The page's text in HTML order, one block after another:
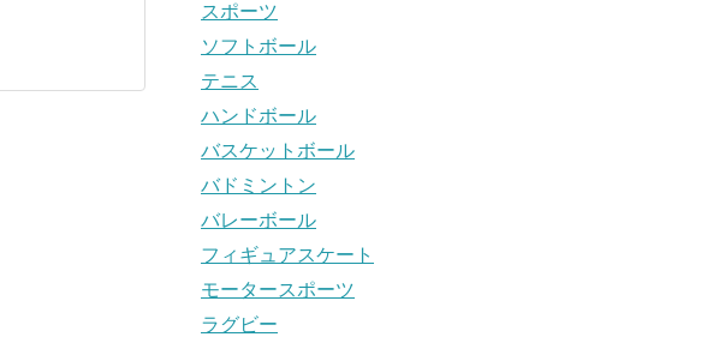
スポーツ
ソフトボール
テニス
ハンドボール
バスケットボール
バドミントン
バレーボール
フィギュアスケート
モータースポーツ
ラグビー